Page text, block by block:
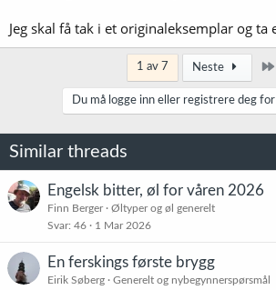
Jeg skal få tak i et originaleksemplar og ta
1 av 7 Neste
Du må logge inn eller registrere deg
Similar threads
Engelsk bitter, øl for våren 2026
Finn Berger
Øltyper og øl generelt
Svar 46 1 Mar 2026
En ferskings første brygg
Eirik Søberg
Generelt og nybegynnerspørsmål